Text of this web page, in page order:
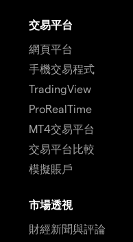
交易平台
網頁平台
手機交易程式
TradingView
ProRealTime
MT4交易平台
交易平台比較
模擬賬戶
市場透視
財經新聞與評論